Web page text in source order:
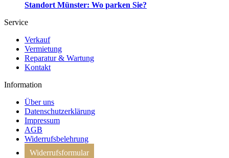
Standort Münster: Wo parken Sie?
Service
Verkauf
Vermietung
Reparatur & Wartung
Kontakt
Information
Über uns
Datenschutzerklärung
Impressum
AGB
Widerrufsbelehrung
Widerrufsformular